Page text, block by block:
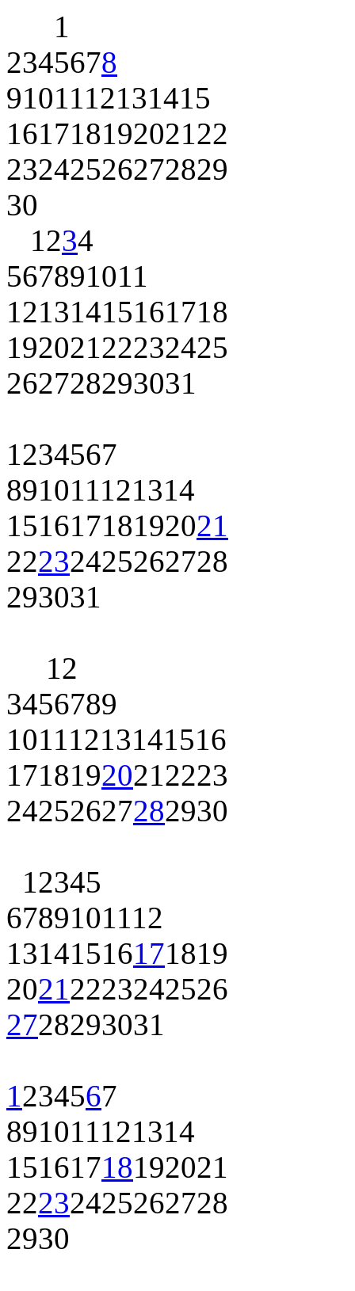
1
2345678
9101112131415
16171819202122
23242526272829
30
1234
567891011
12131415161718
19202122232425
262728293031
1234567
891011121314
15161718192021
22232425262728
293031
12
3456789
10111213141516
17181920212223
24252627282930
12345
6789101112
13141516171819
20212223242526
2728293031
1234567
891011121314
15161718192021
22232425262728
2930